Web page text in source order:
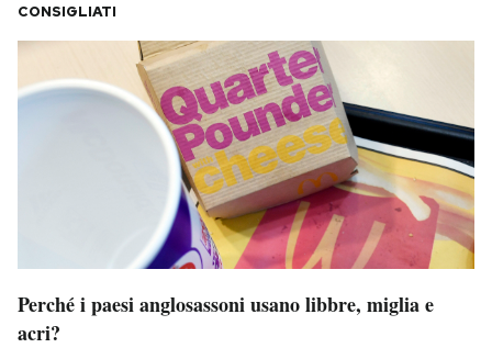
CONSIGLIATI
Perché i paesi anglosassoni usano libbre, miglia e
acri?